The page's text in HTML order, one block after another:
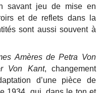
savant jeu de mise en
et de reflets dans la
sont aussi souvent à
Amères de Petra Von
Von Kant, changement
d’une pièce de